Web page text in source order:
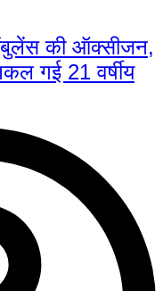
की ऑक्सीजन,
गई 21 वर्षीय